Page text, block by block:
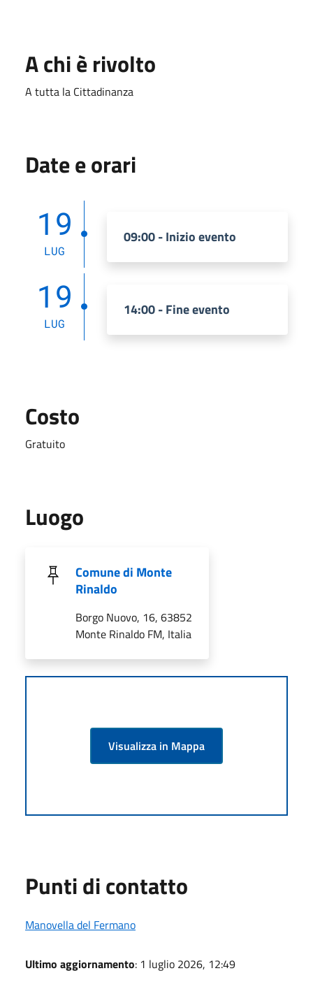
A chi è rivolto
A tutta la Cittadinanza
Date e orari
19
LUG
09:00 - Inizio evento
19
LUG
14:00 - Fine evento
Costo
Gratuito
Luogo
Comune di Monte
Rinaldo
Borgo Nuovo, 16, 63852
Monte Rinaldo FM, Italia
Visualizza in Mappa
Punti di contatto
Manovella del Fermano
Ultimo aggiornamento: 1 luglio 2026, 12:49